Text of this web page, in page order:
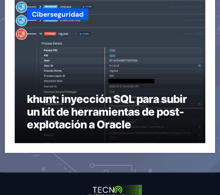
Ciberseguridad
khunt: inyección SQL para subir
un kit de herramientas de post-
explotación a Oracle